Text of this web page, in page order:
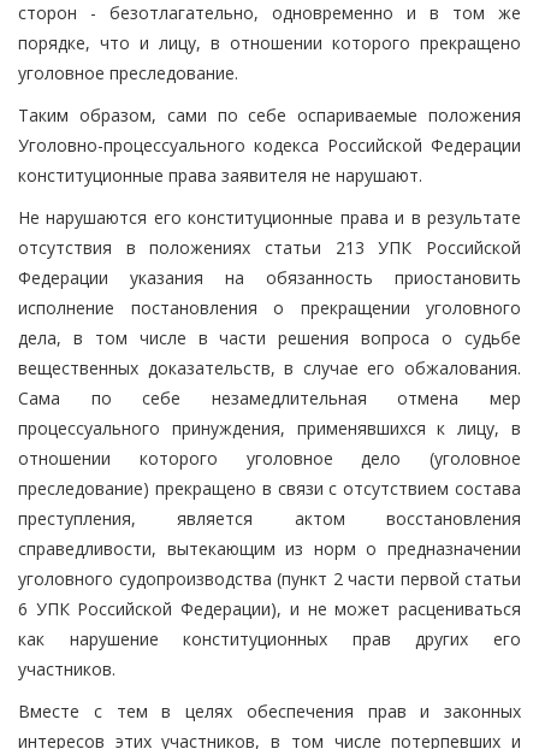
сторон - безотлагательно, одновременно и в том же
порядке, что и лицу, в отношении которого прекращено
уголовное преследование.
Таким образом, сами по себе оспариваемые положения
Уголовно-процессуального кодекса Российской Федерации
конституционные права заявителя не нарушают.
Не нарушаются его конституционные права и в результате
отсутствия в положениях статьи 213 УПК Российской
Федерации указания на обязанность приостановить
исполнение постановления о прекращении уголовного
дела, в том числе в части решения вопроса о судьбе
вещественных доказательств, в случае его обжалования.
Сама по себе незамедлительная отмена мер
процессуального принуждения, применявшихся к лицу, в
отношении которого уголовное дело (уголовное
преследование) прекращено в связи с отсутствием состава
преступления, является актом восстановления
справедливости, вытекающим из норм о предназначении
уголовного судопроизводства (пункт 2 части первой статьи
6 УПК Российской Федерации), и не может расцениваться
как нарушение конституционных прав других его
участников.
Вместе с тем в целях обеспечения прав и законных
интересов этих участников, в том числе потерпевших и